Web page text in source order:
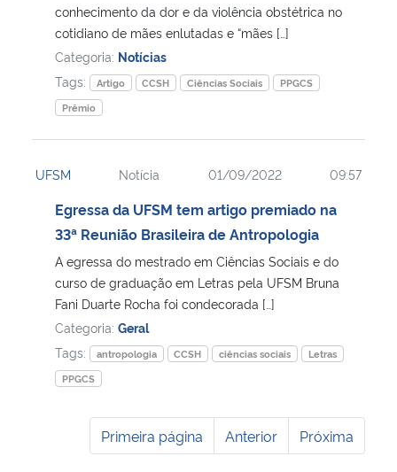
conhecimento da dor e da violência obstétrica no
cotidiano de mães enlutadas e “mães […]
Categoria: Notícias
Tags:
Artigo CCSH Ciências Sociais
PPGCS
Prêmio
UFSM Notícia 01/09/2022 09:57
Egressa da UFSM tem artigo premiado na
33ª Reunião Brasileira de Antropologia
A egressa do mestrado em Ciências Sociais e do
curso de graduação em Letras pela UFSM Bruna
Fani Duarte Rocha foi condecorada […]
Categoria: Geral
Tags:
antropologia CCSH ciências sociais
Letras
PPGCS
Primeira página Anterior Próxima